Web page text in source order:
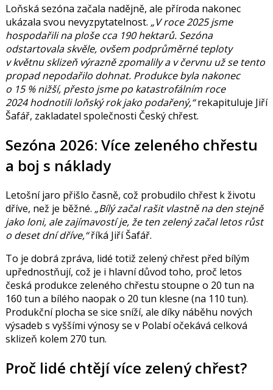
Loňská sezóna začala nadějně, ale příroda nakonec
ukázala svou nevyzpytatelnost. „V roce 2025 jsme
hospodařili na ploše cca 190 hektarů. Sezóna
odstartovala skvěle, ovšem podprůměrné teploty
v květnu sklizeň výrazně zpomalily a v červnu už se tento
propad nepodařilo dohnat. Produkce byla nakonec
o 15 % nižší, přesto jsme po katastrofálním roce
2024 hodnotili loňský rok jako podařený,“rekapituluje Jiří
Šafář, zakladatel společnosti Český chřest.
Sezóna 2026: Více zeleného chřestu
a boj s náklady
Letošní jaro přišlo časně, což probudilo chřest k životu
dříve, než je běžné. „Bílý začal rašit vlastně na den stejně
jako loni, ale zajímavostí je, že ten zelený začal letos růst
o deset dní dříve,“říká Jiří Šafář.
To je dobrá zpráva, lidé totiž zelený chřest před bílým
upřednostňují, což je i hlavní důvod toho, proč letos
česká produkce zeleného chřestu stoupne o 20 tun na
160 tun a bílého naopak o 20 tun klesne (na 110 tun).
Produkční plocha se sice sníží, ale díky náběhu nových
výsadeb s vyššími výnosy se v Polabí očekává celková
sklizeň kolem 270 tun.
Proč lidé chtějí více zelený chřest?